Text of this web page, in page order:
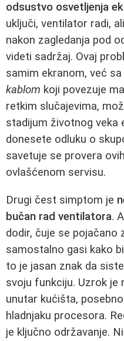
odsustvo osvetljenja
uključi, ventilator radi,
nakon zagledanja pod
videti sadržaj. Ovaj
samim ekranom, već sa
kablom koji povezuje
retkim slučajevima,
stadijum životnog veka
donesete odluku o
savetuje se provera
ovlašćenom servisu.
Drugi čest simptom je
bučan rad ventilatora.
dodir, čuje se pojačano
samostalno gasi kako
to je jasan znak da
svoju funkciju. Uzrok je
unutar kućišta,
hladnjaku procesora.
je ključno održavanje.